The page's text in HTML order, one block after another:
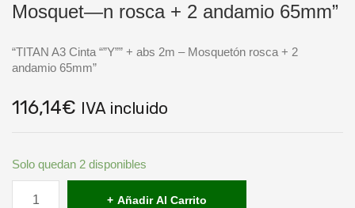
Mosquet—n rosca + 2 andamio 65mm”
“TITAN A3 Cinta “”Y”” + abs 2m – Mosquetón rosca + 2
andamio 65mm”
116,14€ IVA incluido
Solo quedan 2 disponibles
Añadir Al Carrito